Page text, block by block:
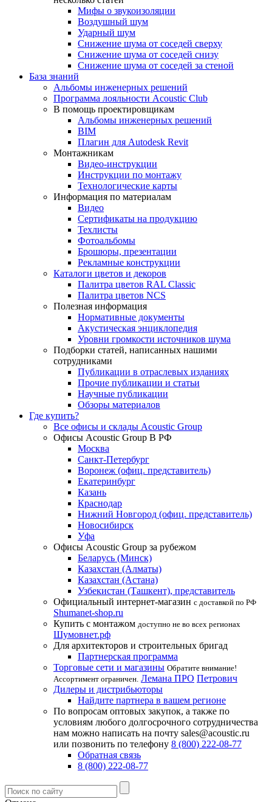
Мифы о звукоизоляции
Воздушный шум
Ударный шум
Снижение шума от соседей сверху
Снижение шума от соседей снизу
Снижение шума от соседей за стеной
База знаний
Альбомы инженерных решений
Программа лояльности Acoustic Club
В помощь проектировщикам
Альбомы инженерных решений
BIM
Плагин для Autodesk Revit
Монтажникам
Видео-инструкции
Инструкции по монтажу
Технологические карты
Информация по материалам
Видео
Сертификаты на продукцию
Техлисты
Фотоальбомы
Брошюры, презентации
Рекламные конструкции
Каталоги цветов и декоров
Палитра цветов RAL Сlassic
Палитра цветов NCS
Полезная информация
Нормативные документы
Акустическая энциклопедия
Уровни громкости источников шума
Подборки статей, написанных нашими
сотрудниками
Публикации в отраслевых изданиях
Прочие публикации и статьи
Научные публикации
Обзоры материалов
Где купить?
Все офисы и склады Acoustic Group
Офисы Acoustic Group В РФ
Москва
Санкт-Петербург
Воронеж (офиц. представитель)
Екатеринбург
Казань
Краснодар
Нижний Новгород (офиц. представитель)
Новосибирск
Уфа
Офисы Acoustic Group за рубежом
Беларусь (Минск)
Казахстан (Алматы)
Казахстан (Астана)
Узбекистан (Ташкент), представитель
Официальный интернет-магазин с доставкой по РФ
Shumanet-shop.ru
Купить с монтажом доступно не во всех регионах
Шумовнет.рф
Для архитекторов и строительных бригад
Партнерская программа
Торговые сети и магазины Обратите внимание!
Ассортимент ограничен. Лемана ПРО Петрович
Дилеры и дистрибьюторы
Найдите партнера в вашем регионе
По вопросам оптовых закупок, а также по
условиям любого долгосрочного сотрудничества
нам можно написать на почту sales@acoustic.ru
или позвонить по телефону 8 (800) 222-08-77
Обратная связь
8 (800) 222-08-77